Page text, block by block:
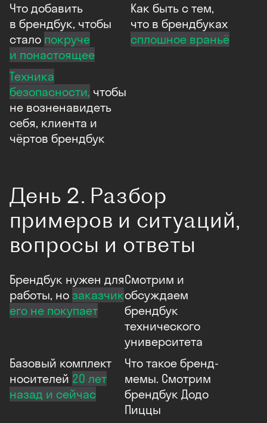
Что добавить
в брендбук, чтобы
стало покруче
и понастоящее
Как быть с тем,
что в брендбуках
сплошное враньё
Техника
безопасности, чтобы
не возненавидеть
себя, клиента и
чёртов брендбук
День 2. Разбор
примеров и ситуаций,
вопросы и ответы
Брендбук нужен для
работы, но заказчик
его не покупает
Смотрим и
обсуждаем
брендбук
технического
университета
Базовый комплект
носителей 20 лет
назад и сейчас
Что такое бренд-
мемы. Смотрим
брендбук Додо
Пиццы